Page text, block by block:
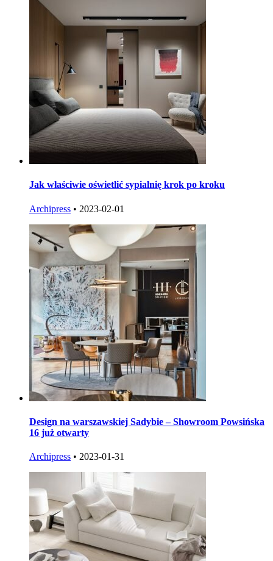
Jak właściwie oświetlić sypialnię krok po kroku
Archipress • 2023-02-01
Design na warszawskiej Sadybie – Showroom Powsińska
16 już otwarty
Archipress • 2023-01-31